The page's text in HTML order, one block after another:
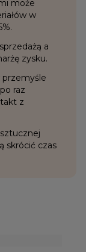
może
w
a
zysku.
przemyśle
raz
z
skrócić czas